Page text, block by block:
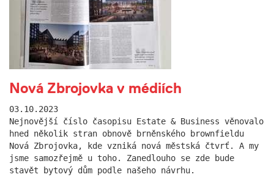
Nová Zbrojovka v médiích
03.10.2023
Nejnovější číslo časopisu Estate & Business věnovalo
hned několik stran obnově brněnského brownfieldu
Nová Zbrojovka, kde vzniká nová městská čtvrť. A my
jsme samozřejmě u toho. Zanedlouho se zde bude
stavět bytový dům podle našeho návrhu.